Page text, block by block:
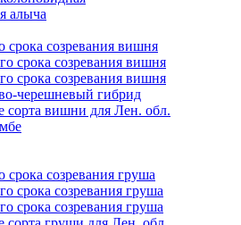
алыча
срока созревания вишня
срока созревания вишня
срока созревания вишня
черешневый гибрид
сорта вишни для Лен. обл.
срока созревания груша
срока созревания груша
срока созревания груша